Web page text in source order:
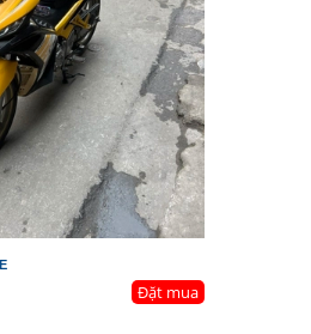
Đặt mua